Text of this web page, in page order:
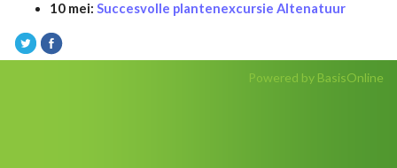
10 mei: Succesvolle plantenexcursie Altenatuur
Powered by BasisOnline